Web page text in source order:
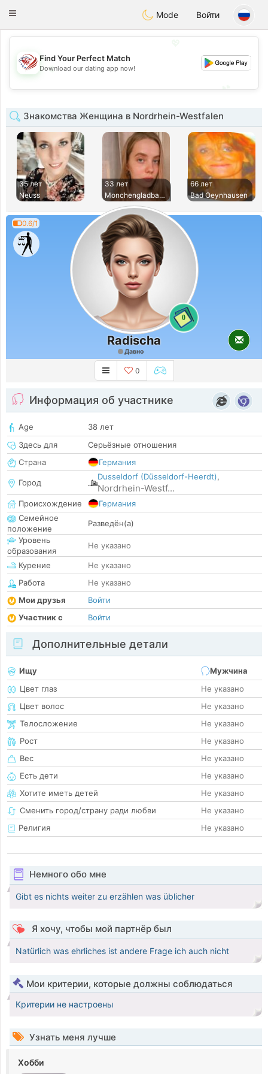
Dating
Toggle
Mode Войти
💖
💕
Find Your Perfect Match
Download our dating app now!
Знакомства Женщина в Nordrhein-Westfalen
35 лет
Neuss
33 лет
Monchengladbach
66 лет
Bad Oeynhausen
0.6/1
0
Radischa
Давно
0
Информация об участнике
Age
38 лет
Здесь для
Серьёзные отношения
Страна
Германия
Город
Dusseldorf (Düsseldorf-Heerdt),
Nordrhein-Westf...
Происхождение
Германия
Семейное
положение
Разведён(а)
Уровень
образования
Не указано
Курение
Не указано
Работа
Не указано
Мои друзья
Войти
Участник с
Войти
Дополнительные детали
Ищу
Мужчина
Цвет глаз
Не указано
Цвет волос
Не указано
Телосложение
Не указано
Рост
Не указано
Вес
Не указано
Есть дети
Не указано
Хотите иметь детей
Не указано
Сменить город/страну ради любви
Не указано
Религия
Не указано
Немного обо мне
Gibt es nichts weiter zu erzählen was üblicher
Я хочу, чтобы мой партнёр был
Natürlich was ehrliches ist andere Frage ich auch nicht
Мои критерии, которые должны соблюдаться
Критерии не настроены
Узнать меня лучше
Хобби